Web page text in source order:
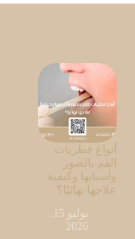
أنواع فطريات
الفم بالصور
وأسبابها وكيفية
علاجها نهائيًا؟
يوليو 15,
2026